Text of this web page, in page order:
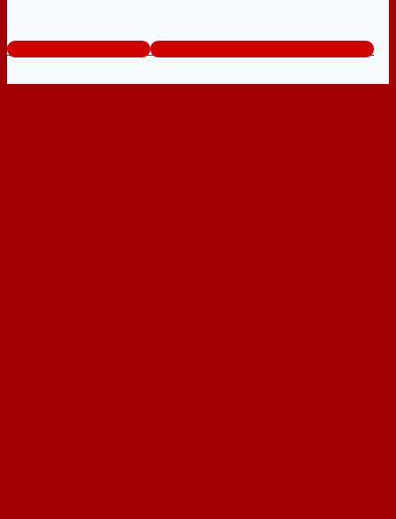
www.cuanhuagiago.com Tổng đài tư vấn miễn phí: 0824.400.400